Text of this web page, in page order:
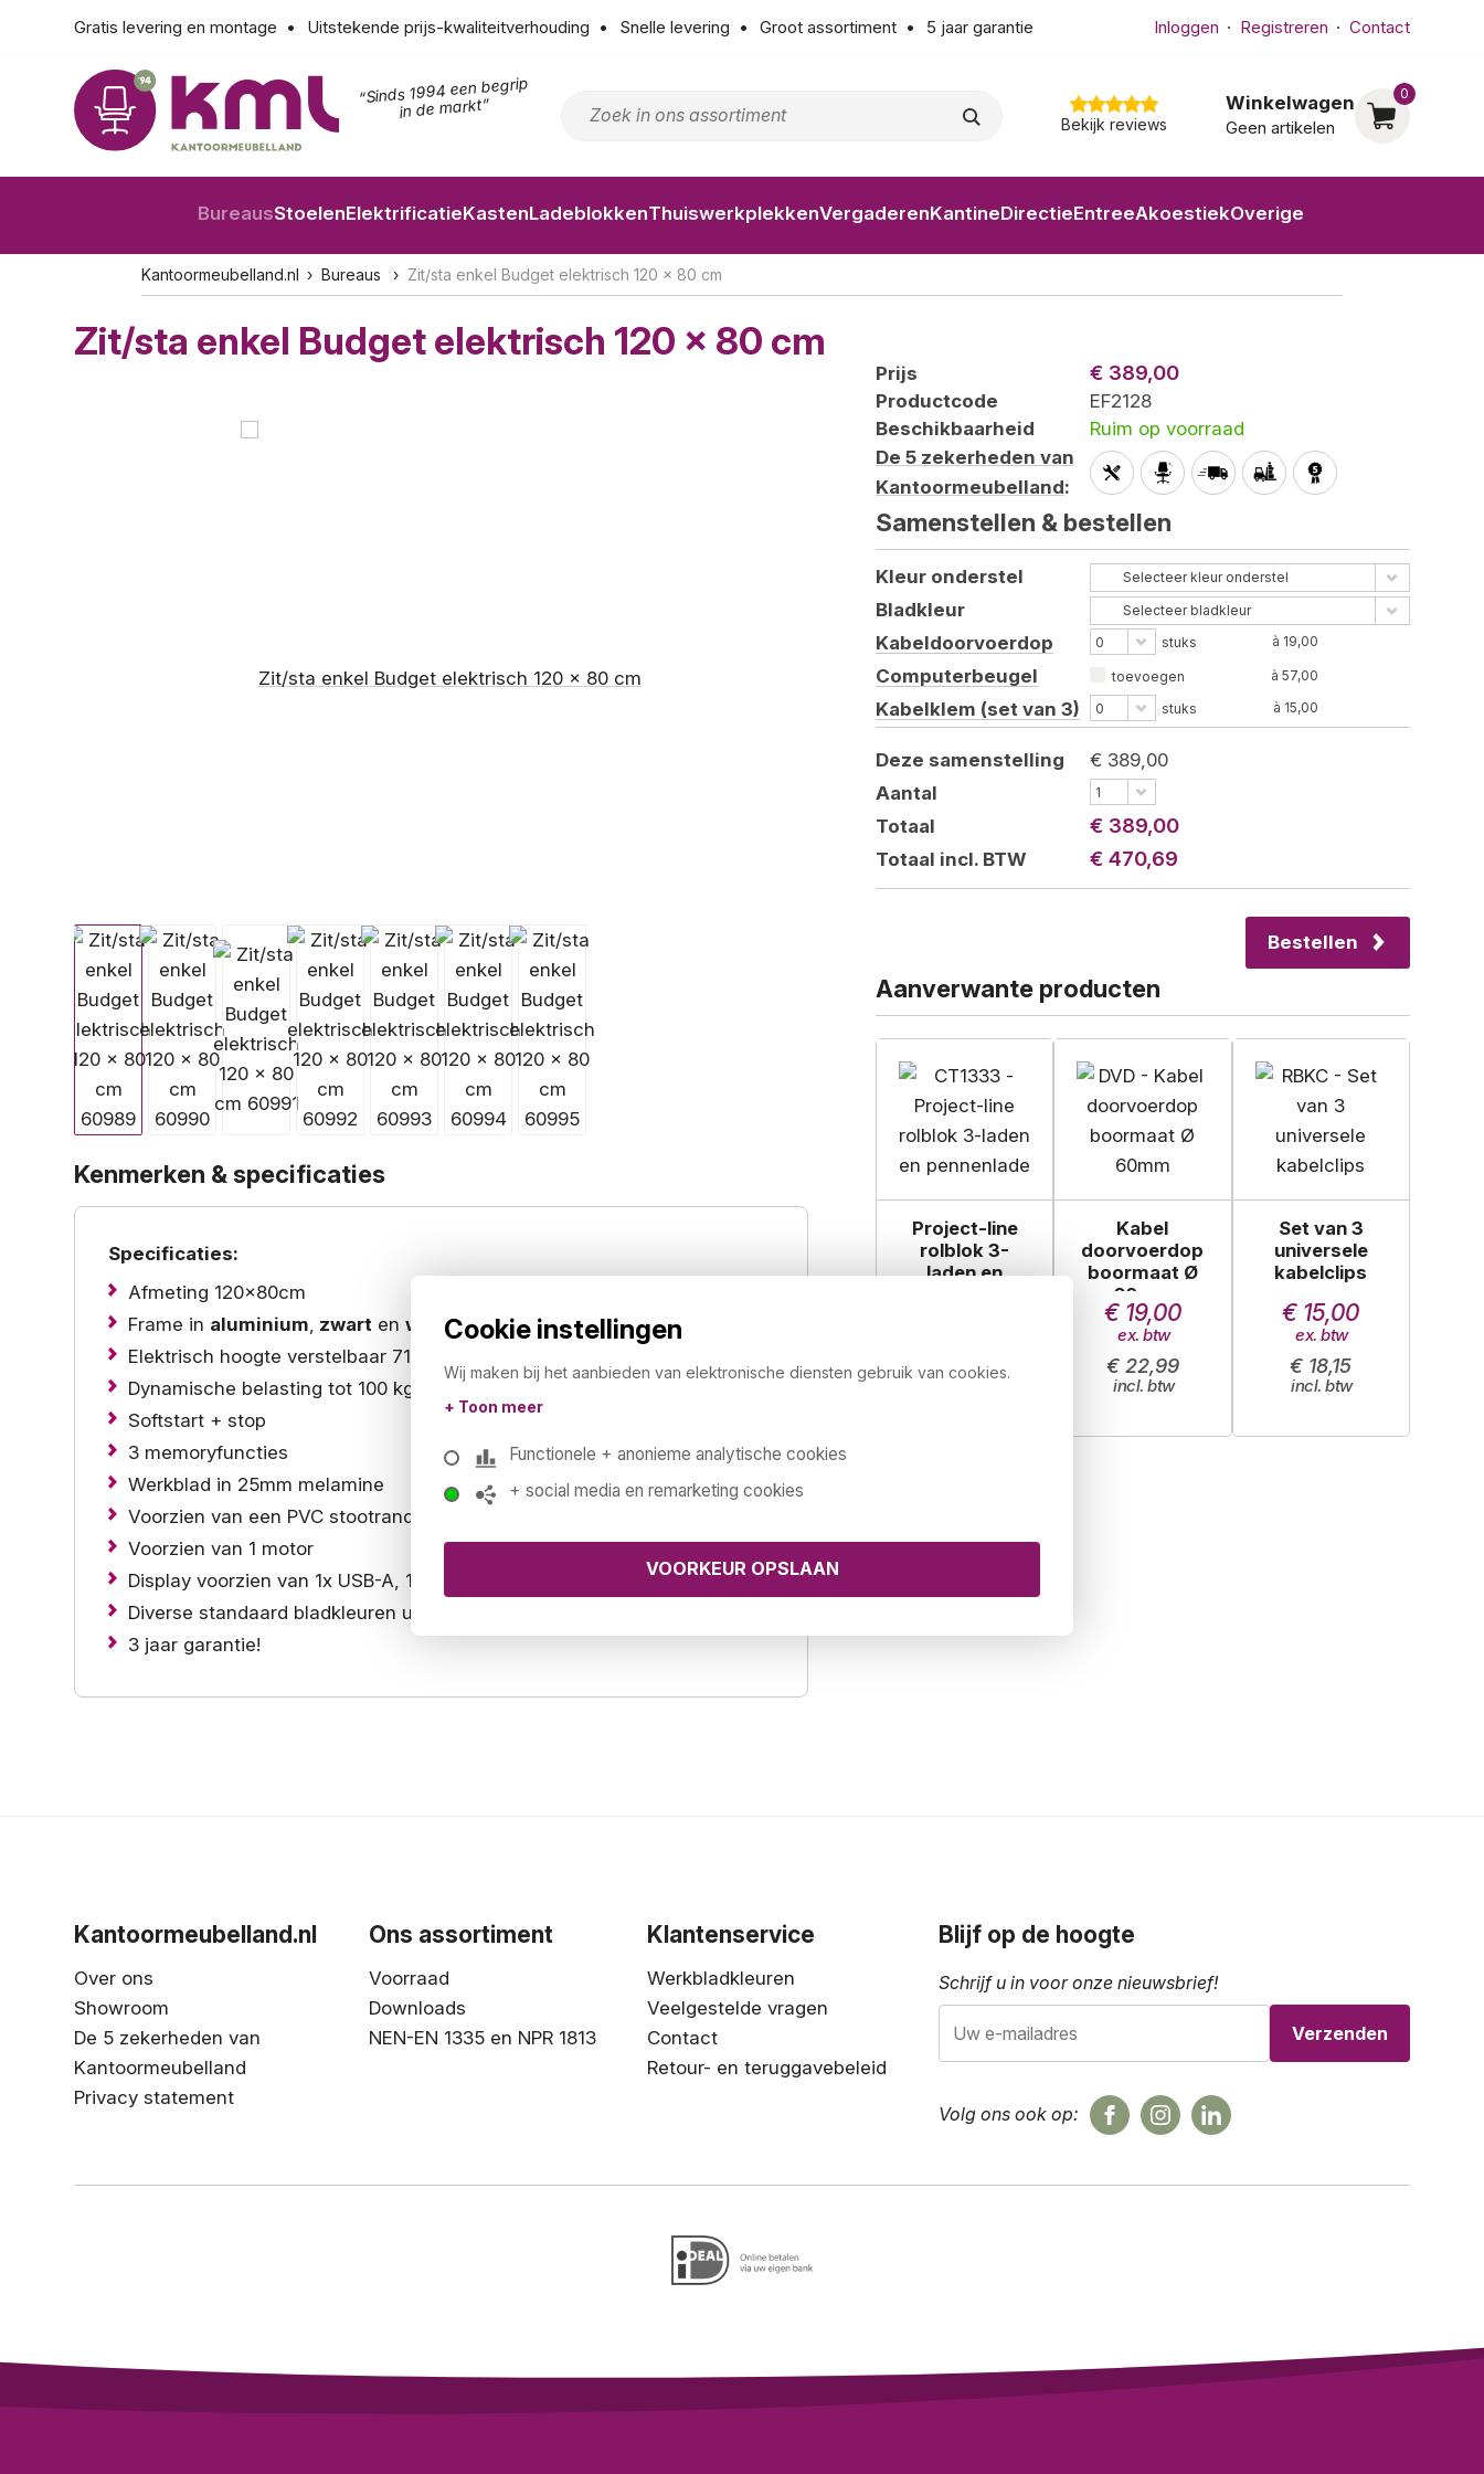
Gratis levering en montage Uitstekende prijs-kwaliteitverhouding Snelle levering Groot assortiment 5 jaar garantie Inloggen Registreren Contact
“Sinds 1994 een begrip
in de markt”
Bekijk reviews
Winkelwagen
Geen artikelen
0
BureausStoelenElektrificatieKastenLadeblokkenThuiswerkplekkenVergaderenKantineDirectieEntreeAkoestiekOverige
Kantoormeubelland.nl Bureaus Zit/sta enkel Budget elektrisch 120 x 80 cm
Zit/sta enkel Budget elektrisch 120 x 80 cm
Kenmerken & specificaties
Specificaties:
Afmeting 120x80cm
Frame in aluminium zwart enwit ,antraciet
Elektrisch hoogte verstelbaar 71,5-117,5cm (tweetraps)
Dynamische belasting tot 100 kg
Softstart + stop
3 memoryfuncties
Werkblad in 25mm melamine
Voorzien van een PVC stootrand van 2mm
Voorzien van 1 motor
Display voorzien van 1x USB-A, 1 x USB-C
Diverse standaard bladkleuren uit voorraad leverbaar
3 jaar garantie!
Prijs € 389,00
Productcode
EF2128
Beschikbaarheid
Ruim op voorraad
De 5 zekerheden van
Kantoormeubelland:
Samenstellen & bestellen
Kleur onderstel Selecteer kleur onderstel
Bladkleur Selecteer bladkleur
Kabeldoorvoerdop 0 stuks à 19,00
Computerbeugel toevoegen à 57,00
Kabelklem (set van 3) 0 stuks à 15,00
Deze samenstelling
€ 389,00
Aantal
1
Totaal € 389,00
Totaal incl. BTW € 470,69
Bestellen
Aanverwante producten
Project-line
rolblok 3-
laden en
€ 277,09
Kabel
doorvoerdop
boormaat Ø
60mm
€ 19,00
€ 22,99
Set van 3
universele
kabelclips
€ 15,00
€ 18,15
Kantoormeubelland.nl
Over ons
Showroom
De 5 zekerheden van
Kantoormeubelland
Privacy statement
Ons assortiment
Voorraad
Downloads
NEN-EN 1335 en NPR 1813
Klantenservice
Werkbladkleuren
Veelgestelde vragen
Contact
Retour- en teruggavebeleid
Blijf op de hoogte
Schrijf u in voor onze nieuwsbrief!
Volg ons ook op:
Cookie instellingen
Wij maken bij het aanbieden van elektronische diensten gebruik van cookies.
+ Toon meer
Functionele + anonieme analytische cookies
+ social media en remarketing cookies